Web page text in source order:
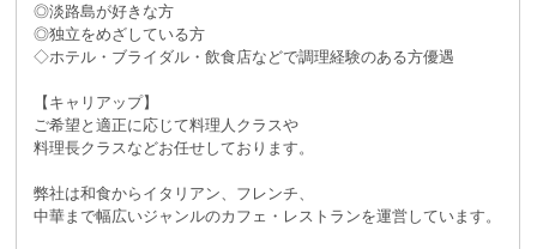
◎淡路島が好きな方
◎独立をめざしている方
◇ホテル・ブライダル・飲食店などで調理経験のある方優遇
【キャリアップ】
ご希望と適正に応じて料理人クラスや
料理長クラスなどお任せしております。
弊社は和食からイタリアン、フレンチ、
中華まで幅広いジャンルのカフェ・レストランを運営しています。